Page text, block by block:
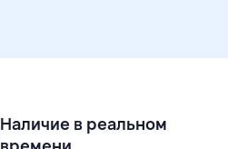
Наличие в реальном